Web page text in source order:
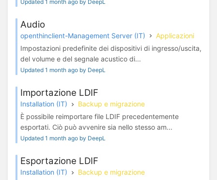
Updated 1 month ago by DeepL
Audio
openthinclient-Management Server (IT)
Applicazioni
Impostazioni predefinite dei dispositivi di ingresso/uscita,
del volume e del segnale acustico di...
Updated 1 month ago by DeepL
Importazione LDIF
Installation (IT)
Backup e migrazione
È possibile reimportare file LDIF precedentemente
esportati. Ciò può avvenire sia nello stesso am...
Updated 1 month ago by DeepL
Esportazione LDIF
Installation (IT)
Backup e migrazione